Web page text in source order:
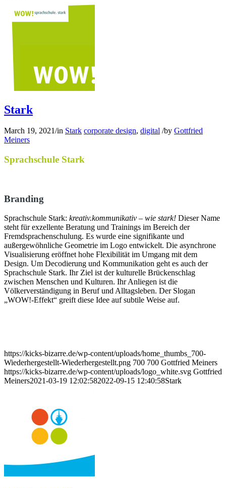
Stark
March 19, 2021/in Stark corporate design, digital /by Gottfried
Meiners
Sprachschule Stark
Branding
Sprachschule Stark: kreativ.kommunikativ – wie stark! Dieser Name
steht für exzellente Beratung und Trainings im Bereich der
Fremdsprachenschulung. Es wurde eine signifikante und
außergewöhnliche Geometrie im Logo entwickelt. Die asynchrone
Visualisierung eröffnet hohe Flexibilität im Umgang mit dem
Design. Um Decodierung und Kommunikation geht es auch der
Sprachschule Stark. Ihr Ziel ist der kulturelle Brückenschlag
zwischen Menschen und Kulturen. Ihr Anliegen ist die
Völkerverständigung in Beruf und Alltagsleben. Der Slogan
„WOW!-Effekt“ greift diese Idee auf subtile Weise auf.
https://kicks-bizarre.de/wp-content/uploads/home_thumbs_700-
Wiederhergestellt-Wiederhergestellt.png 700 700 Gottfried Meiners
https://kicks-bizarre.de/wp-content/uploads/logo_white.svg Gottfried
Meiners2021-03-19 12:02:582022-09-15 12:40:58Stark